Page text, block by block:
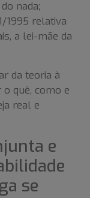
nada;
1995 relativa
a lei-mãe da
da teoria à
quê, como e
real e
e
se